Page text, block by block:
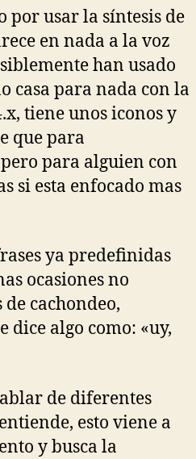
por usar la síntesis de
en nada a la voz
han usado
casa para nada con la
tiene unos iconos y
que para
para alguien con
si esta enfocado mas
ya predefinidas
ocasiones no
de cachondeo,
algo como: «uy,
de diferentes
esto viene a
y busca la